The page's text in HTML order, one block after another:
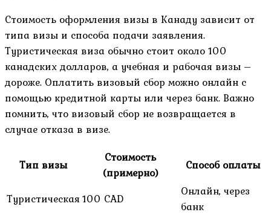
Стоимость оформления визы в Канаду зависит от
типа визы и способа подачи заявления.
Туристическая виза обычно стоит около 100
канадских долларов, а учебная и рабочая визы –
дороже. Оплатить визовый сбор можно онлайн с
помощью кредитной карты или через банк. Важно
помнить, что визовый сбор не возвращается в
случае отказа в визе.
Тип визы
Стоимость
(примерно)
Способ оплаты
Туристическая100 CAD
Онлайн, через
банк